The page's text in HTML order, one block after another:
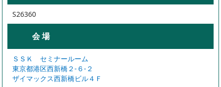
S26360
会 場
ＳＳＫ セミナールーム
東京都港区西新橋２-６-２
ザイマックス西新橋ビル４Ｆ